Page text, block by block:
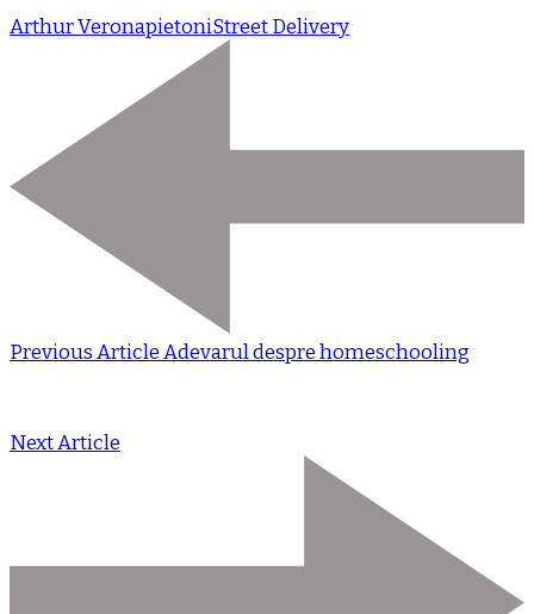
Arthur VeronapietoniStreet Delivery
Previous ArticleAdevarul despre homeschooling
Next Article